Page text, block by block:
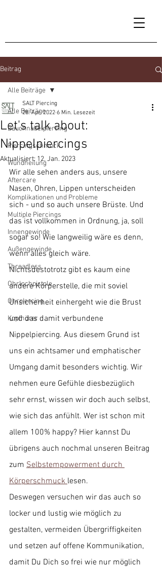
Beitrag
Alle Beiträge
Bauchnabelpiercing
Piercingschmuck
Wundheilung
Aftercare
Komplikationen und Probleme
Multiple Piercings
Innengewinde
Außengewinde
Threadless
Ohrlochpistole
Ohrpiercing
Kopfhörer
Alle Beiträge
Let's talk about:
Nippelpiercings
SALT Piercing
28. Apr. 2022 6 Min. Lesezeit
Aktualisiert: 12. Jan. 2023
Wir alle sehen anders aus, unsere
Nasen, Ohren, Lippen unterscheiden
sich - und so auch unsere Brüste. Und
das ist vollkommen in Ordnung, ja, soll
sogar so! Wie langweilig wäre es denn,
wenn alles gleich wäre.
Nichtsdestotrotz gibt es kaum eine
andere Körperstelle, die mit soviel
Unsicherheit einhergeht wie die Brust
und das damit verbundene
Nippelpiercing. Aus diesem Grund ist
uns ein achtsamer und emphatischer
Umgang damit besonders wichtig. Wir
nehmen eure Gefühle diesbezüglich
sehr ernst, wissen wir doch auch selbst,
wie sich das anfühlt. Wer ist schon mit
allem 100% happy? Hier kannst Du
übrigens auch nochmal unseren Beitrag
zum Selbstempowerment durch
Körperschmuck lesen.
Deswegen versuchen wir das auch so
locker und lustig wie möglich zu
gestalten, vermeiden Übergriffigkeiten
und setzen auf offene Kommunikation,
damit Du Dich so frei wie nur möglich